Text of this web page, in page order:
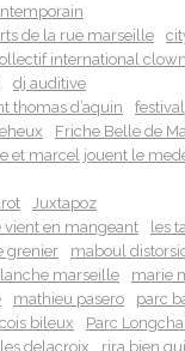
de la rue marseille
international
dj auditive
thomas d’aquin
festival
Friche Belle de
et marcel jouent le
Juxtapoz
vient en mangeant
les
grenier
maboul
marseille
marie
mathieu pasero
parc
bileux
Parc
delacroix
rira bien